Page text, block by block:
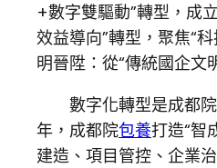
+數字雙驅動”轉型，成
效益導向”轉型，聚焦“
明晉陞：從“傳統國企文
數字化轉型是成都
年，成都院包養打造“智
建造、項目管控、企業